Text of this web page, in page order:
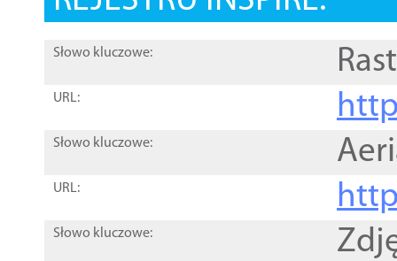
Słowo kluczowe:
URL:
Słowo kluczowe:
URL:
Słowo kluczowe: